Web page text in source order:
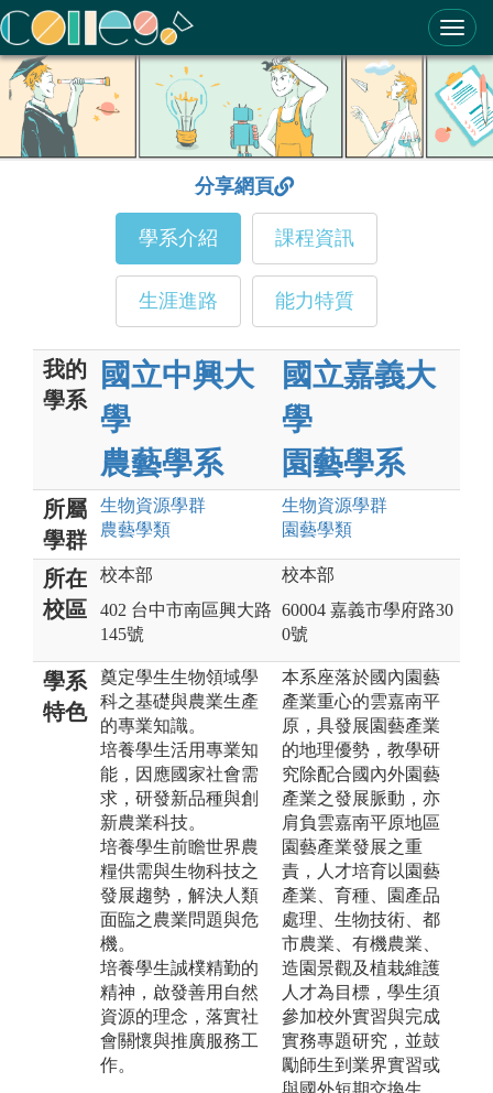
ColleGo! 大學選才與高中育才輔助系統
分享網頁
學系介紹 課程資訊
生涯進路 能力特質
我的
學系
國立中興大
學
農藝學系
國立嘉義大
學
園藝學系
所屬
學群
生物資源學群
農藝學類
生物資源學群
園藝學類
所在
校區
校本部
402 台中市南區興大路
145號
校本部
60004 嘉義市學府路30
0號
學系
特色
奠定學生生物領域學
科之基礎與農業生產
的專業知識。
培養學生活用專業知
能，因應國家社會需
求，研發新品種與創
新農業科技。
培養學生前瞻世界農
糧供需與生物科技之
發展趨勢，解決人類
面臨之農業問題與危
機。
培養學生誠樸精勤的
精神，啟發善用自然
資源的理念，落實社
會關懷與推廣服務工
作。
本系座落於國內園藝
產業重心的雲嘉南平
原，具發展園藝產業
的地理優勢，教學研
究除配合國內外園藝
產業之發展脈動，亦
肩負雲嘉南平原地區
園藝產業發展之重
責，人才培育以園藝
產業、育種、園產品
處理、生物技術、都
市農業、有機農業、
造園景觀及植栽維護
人才為目標，學生須
參加校外實習與完成
實務專題研究，並鼓
勵師生到業界實習或
與國外短期交換生，